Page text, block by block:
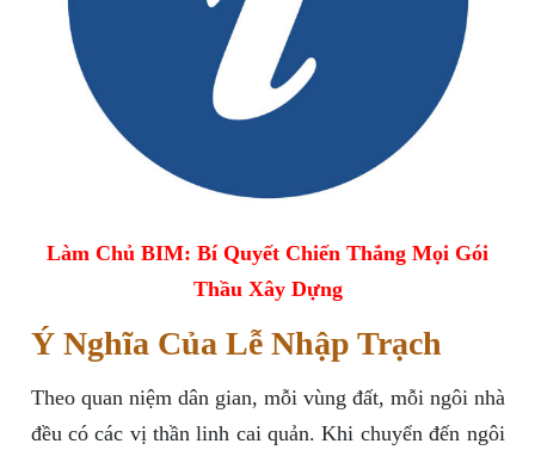
Làm Chủ BIM: Bí Quyết Chiến Thắng Mọi Gói
Thầu Xây Dựng
Ý Nghĩa Của Lễ Nhập Trạch
Theo quan niệm dân gian, mỗi vùng đất, mỗi ngôi nhà
đều có các vị thần linh cai quản. Khi chuyển đến ngôi